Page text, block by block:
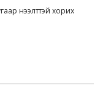
нээлттэй хорих